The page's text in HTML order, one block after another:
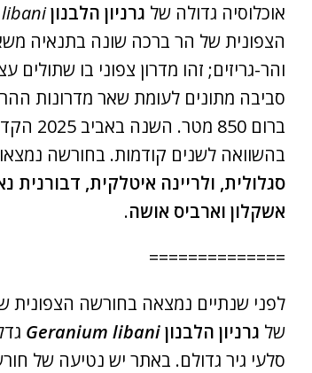
אוכלוסיה גדולה של גרניון הלבנון
הצפונית של הר ברכה שונה בתנאיה
והר-גריזים; זהו מדרון צפוני בו שתולים
סביבה מתונים לעומת שאר מדרונות
ברום
בהשוואה לשנים קודמות. בחורשה
סגלולית, ולריינה איטלקית, דבורנית
אשקלון וארביס אושה.
==============
לפני שנתיים נמצאה בחורשה הצפונית
של גרניון הלבנוןGeranium libani
סלעי גיר גדולם. באתר יש נטיעה של